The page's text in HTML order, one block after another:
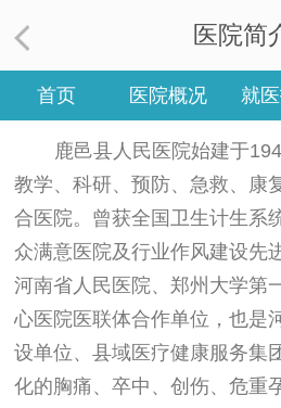
医院简
首页 医院概况 就
专家团队 护理园地 医
健康科普
鹿邑县人民医院始建于
教学、科研、预防、急救、康
合医院。曾获全国卫生计生系
众满意医院及行业作风建设先
河南省人民医院、郑州大学第
心医院医联体合作单位，也是
设单位、县域医疗健康服务集
化的胸痛、卒中、创伤、危重